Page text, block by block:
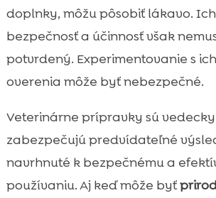
doplnky, môžu pôsobiť lákavo.
bezpečnosť a účinnosť však
potvrdený. Experimentovanie s
overenia môže byť nebezpečné.
Veterinárne prípravky sú
zabezpečujú predvídateľné
navrhnuté k bezpečnému a
používaniu. Aj keď môže byť